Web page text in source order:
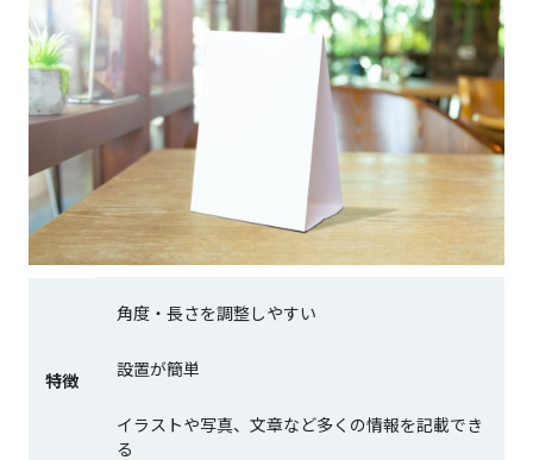
特徴
角度・長さを調整しやすい
設置が簡単
イラストや写真、文章など多くの情報を記載でき
る